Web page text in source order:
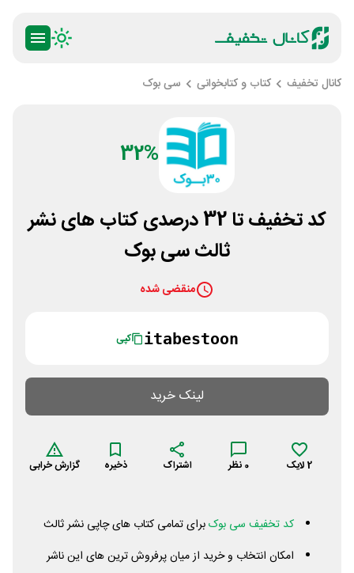
کانال تخفیف کتاب و کتابخوانی سی بوک
32%
کد تخفیف تا 32 درصدی کتاب های نشر
ثالث سی بوک
منقضی شده
itabestoon کپی
لینک خرید
2لایک 0 نظر اشتراک ذخیره گزارش خرابی
کد تخفیف سی بوکبرای تمامی کتاب های چاپی نشر ثالث
امکان انتخاب و خرید از میان پرفروش ترین های این ناشر